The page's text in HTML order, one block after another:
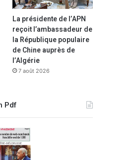
La présidente de l’APN
reçoit l’ambassadeur de
la République populaire
de Chine auprès de
l’Algérie
7 août 2026
Pdf